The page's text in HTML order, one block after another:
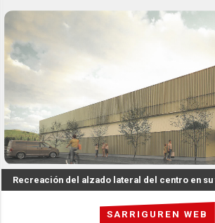
SARRIGUREN WEB
Recreación del alzado lateral del centro en su